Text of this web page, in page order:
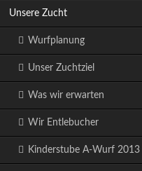
Unsere Zucht
Wurfplanung
Unser Zuchtziel
Was wir erwarten
Wir Entlebucher
Kinderstube A-Wurf 2013